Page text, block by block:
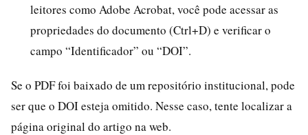
leitores como Adobe Acrobat, você pode acessar as
propriedades do documento (Ctrl+D) e verificar o
campo “Identificador” ou “DOI”.
Se o PDF foi baixado de um repositório institucional, pode
ser que o DOI esteja omitido. Nesse caso, tente localizar a
página original do artigo na web.